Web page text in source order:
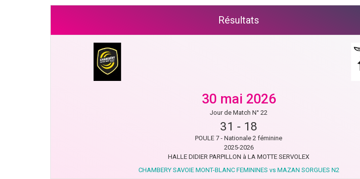
Résultats
30 mai 2026
Jour de Match N° 22
31 - 18
POULE 7 - Nationale 2 féminine
2025-2026
HALLE DIDIER PARPILLON à LA MOTTE SERVOLEX
CHAMBERY SAVOIE MONT-BLANC FEMININES vs MAZAN SORGUES N2